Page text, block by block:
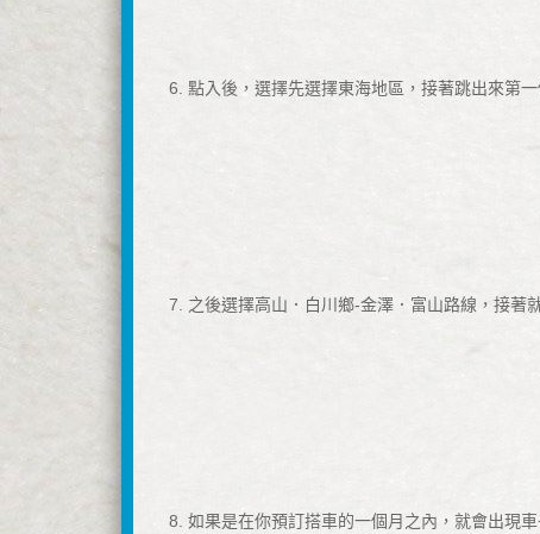
6. 點入後，選擇先選擇東海地區，接著跳出來第
7. 之後選擇高山．白川鄉-金澤．富山路線，接著
8. 如果是在你預訂搭車的一個月之內，就會出現